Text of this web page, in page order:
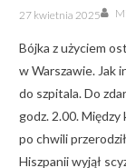
Posted
on
27 kwietnia 2025
Bójka z użyciem
w Warszawie. Jak
do szpitala. Do
godz. 2.00.
po chwili
Hiszpanii wyjął